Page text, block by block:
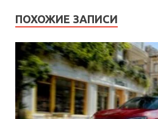
ПОХОЖИЕ ЗАПИСИ